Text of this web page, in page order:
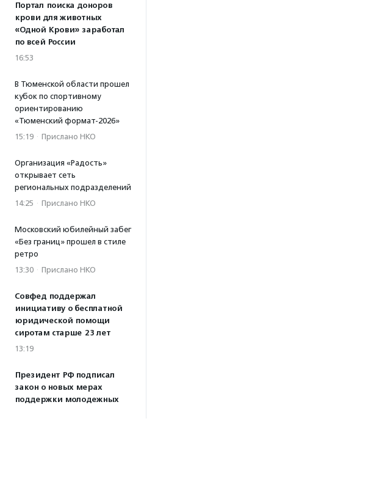
Портал поиска доноров
крови для животных
«Одной Крови» заработал
по всей России
16:53
В Тюменской области прошел
кубок по спортивному
ориентированию
«Тюменский формат-2026»
15:19 · Прислано НКО
Организация «Радость»
открывает сеть
региональных подразделений
14:25 · Прислано НКО
Московский юбилейный забег
«Без границ» прошел в стиле
ретро
13:30 · Прислано НКО
Совфед поддержал
инициативу о бесплатной
юридической помощи
сиротам старше 23 лет
13:19
Президент РФ подписал
закон о новых мерах
поддержки молодежных